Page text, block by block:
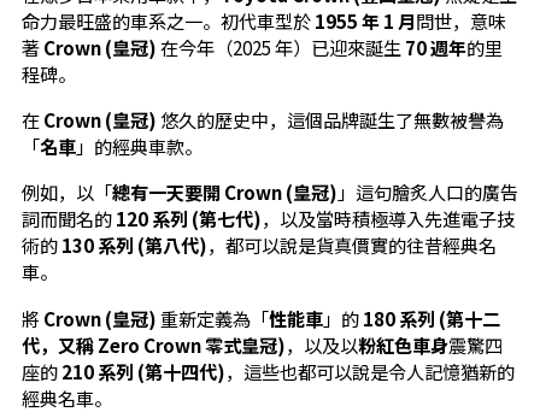
命力最旺盛的車系之一。初代車型於1955 年 1 月問世，意味
著Crown (皇冠)在今年（2025 年）已迎來誕生 70 週年的里
程碑。
在Crown (皇冠)悠久的歷史中，這個品牌誕生了無數被譽為
「名車」的經典車款。
例如，以「總有一天要開 Crown (皇冠) 」這句膾炙人口的廣告
詞而聞名的120 系列 (第七代)，以及當時積極導入先進電子技
術的130 系列 (第八代)，都可以說是貨真價實的往昔經典名
車。
將 Crown (皇冠)重新定義為「性能車」的180 系列 (第十二
代，又稱 Zero Crown 零式皇冠)，以及以粉紅色車身震驚四
座的210 系列 (第十四代)，這些也都可以說是令人記憶猶新的
經典名車。